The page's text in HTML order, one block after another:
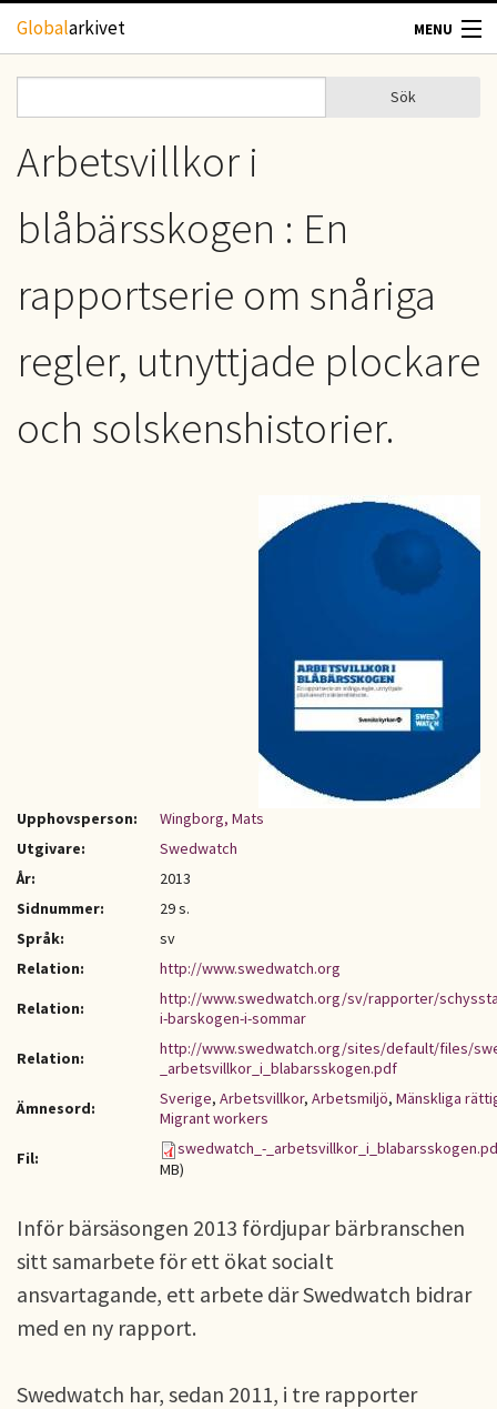
Hoppa till huvudinnehåll
Globalarkivet MENU
TIDSKRIFTER
GEOGRAFI
OM OSS
KONTAKT
Sökformulär
Sök
Arbetsvillkor i
blåbärsskogen : En
rapportserie om snåriga
regler, utnyttjade plockare
och solskenshistorier.
Upphovsperson:
Wingborg, Mats
Utgivare:
Swedwatch
År:
2013
Sidnummer:
29 s.
Språk:
sv
Relation:
http://www.swedwatch.org
Relation:
http://www.swedwatch.org/sv/rapporter/
i-barskogen-i-sommar
Relation:
http://www.swedwatch.org/sites/default/files/
_arbetsvillkor_i_blabarsskogen.pdf
Ämnesord:
Sverige, Arbetsvillkor, Arbetsmiljö, Mänskliga
Migrant workers
Fil:
swedwatch_-
MB)
Inför bärsäsongen 2013 fördjupar bärbranschen
sitt samarbete för ett ökat socialt
ansvartagande, ett arbete där Swedwatch bidrar
med en ny rapport.
Swedwatch har, sedan 2011, i tre rapporter